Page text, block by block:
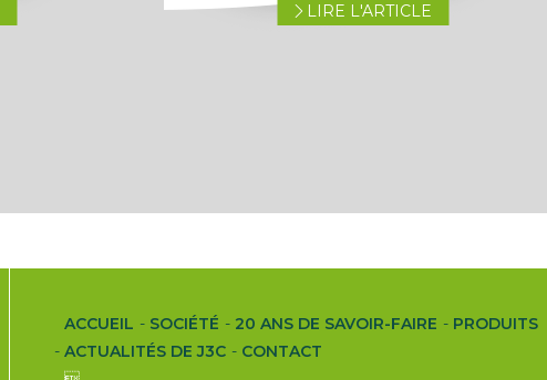
LIRE L'ARTICLE
ACCUEIL SOCIÉTÉ 20 ANS DE SAVOIR-FAIRE
PRODUITS
ACTUALITÉS DE J3C
CONTACT